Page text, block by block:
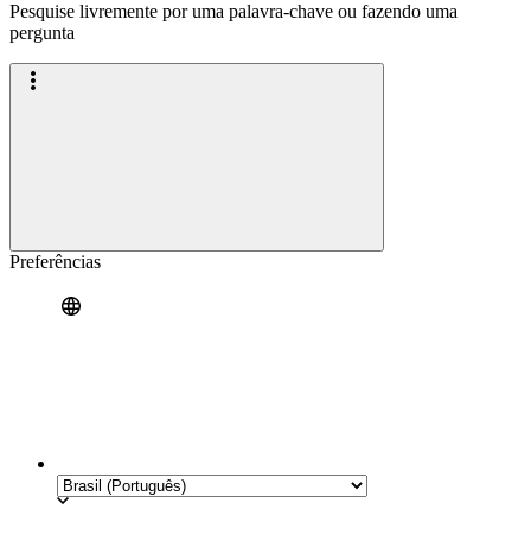
Pesquise livremente por uma palavra-chave ou fazendo uma
pergunta
Preferências